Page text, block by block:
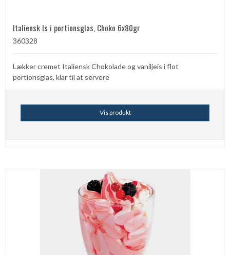
Italiensk Is i portionsglas, Choko 6x80gr
360328
Lækker cremet Italiensk Chokolade og vaniljeis i flot
portionsglas, klar til at servere
Vis produkt